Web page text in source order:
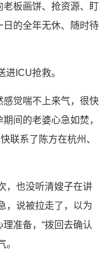
板画饼、抢资源、盯
的全年无休、随时待
ICU抢救。
觉喘不上来气，很快
间的老婆心急如焚，
联系了陈方在杭州、
，也没听清嫂子在讲
，说被拉走了，以为
准备，“拨回去确认
。